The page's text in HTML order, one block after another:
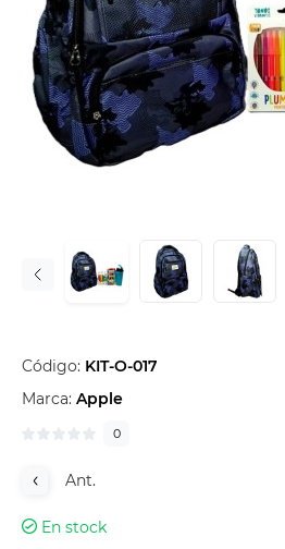
Código: KIT-O-017
Marca: Apple
0
Ant.
En stock